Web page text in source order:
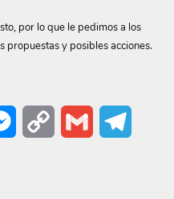
por lo que le pedimos a los
propuestas y posibles acciones.
Messenger
Copy
Gmail